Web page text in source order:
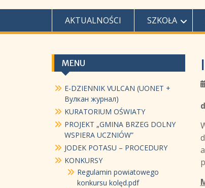
AKTUALNOŚCI SZKOŁA
MENU
E-DZIENNIK VULCAN (UONET +
Вулкан журнал)
KURATORIUM OŚWIATY
PROJEKT „GMINA BRZEG DOLNY
WSPIERA UCZNIÓW”
JODEK POTASU – PROCEDURY
KONKURSY
Regulamin powiatowego
konkursu kolęd.pdf